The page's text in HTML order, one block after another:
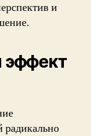
и
эффект
радикально